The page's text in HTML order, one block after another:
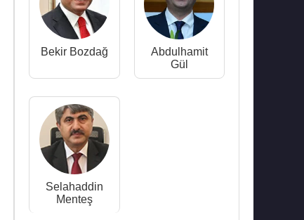
Bekir Bozdağ
Abdulhamit
Gül
Selahaddin
Menteş